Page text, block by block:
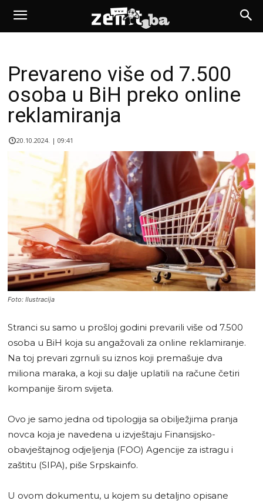
Prevareno više od 7.500
osoba u BiH preko online
reklamiranja
20.10.2024. | 09:41
Foto: Ilustracija
Stranci su samo u prošloj godini prevarili više od 7.500
osoba u BiH koja su angažovali za online reklamiranje.
Na toj prevari zgrnuli su iznos koji premašuje dva
miliona maraka, a koji su dalje uplatili na račune četiri
kompanije širom svijeta.
Ovo je samo jedna od tipologija sa obilježjima pranja
novca koja je navedena u izvještaju Finansijsko-
obavještajnog odjeljenja (FOO) Agencije za istragu i
zaštitu (SIPA), piše Srpskainfo.
U ovom dokumentu, u kojem su detaljno opisane